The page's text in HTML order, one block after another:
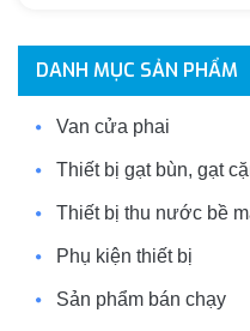
DANH MỤC SẢN PHẨM
Van cửa phai
Thiết bị gạt bùn, gạt
Thiết bị thu nước bề
Phụ kiện thiết bị
Sản phẩm bán chạy